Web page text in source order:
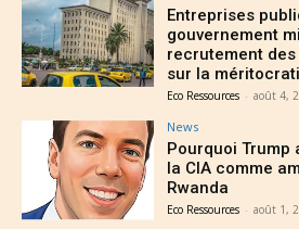
Entreprises
gouvernement
recrutement
sur la
Eco Ressources - août 4,
News
Pourquoi Trump
la CIA comme
Rwanda
Eco Ressources - août 1,